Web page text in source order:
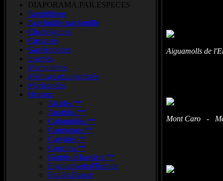
DIAPORAMA.PAR.ESPECES
Amphibiens
Arachnidés par famille
Champignons
Crustacés
Gastéropodes
Insectes
Mammiferes
Méduses.et.apparentés
Myriapodes
Oiseaux
Alcidés.**
Anatidés.**
Colombidés.**
Cormorans.**
Corvidés.**
Coucous.**
Grands.échassiers.**
Engoulevent.d'Europe
Fou.de.Bassan
Aiguamolls de
Mont Caro -